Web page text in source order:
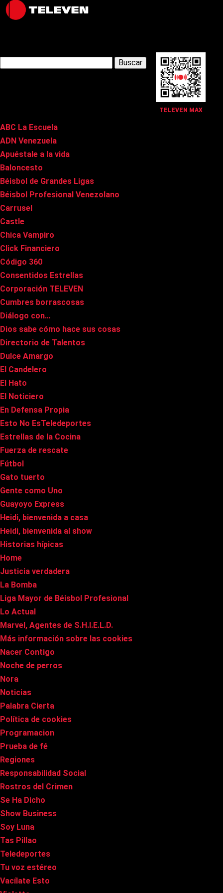
TELEVEN MAX
Latest Posts
ABC La Escuela
ADN Venezuela
Apuéstale a la vida
Baloncesto
Béisbol de Grandes Ligas
Béisbol Profesional Venezolano
Carrusel
Castle
Chica Vampiro
Click Financiero
Código 360
Consentidos Estrellas
Corporación TELEVEN
Cumbres borrascosas
Diálogo con…
Dios sabe cómo hace sus cosas
Directorio de Talentos
Dulce Amargo
El Candelero
El Hato
El Noticiero
En Defensa Propia
Esto No EsTeledeportes
Estrellas de la Cocina
Fuerza de rescate
Fútbol
Gato tuerto
Gente como Uno
Guayoyo Express
Heidi, bienvenida a casa
Heidi, bienvenida al show
Historias hípicas
Home
Justicia verdadera
La Bomba
Liga Mayor de Béisbol Profesional
Lo Actual
Marvel, Agentes de S.H.I.E.L.D.
Más información sobre las cookies
Nacer Contigo
Noche de perros
Nora
Noticias
Palabra Cierta
Política de cookies
Programacion
Prueba de fé
Regiones
Responsabilidad Social
Rostros del Crimen
Se Ha Dicho
Show Business
Soy Luna
Tas Pillao
Teledeportes
Tu voz estéreo
Vacílate Esto